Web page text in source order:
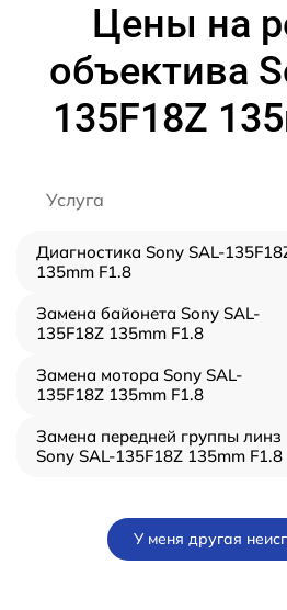
Цены на
объектива
135F18Z
Услуга
Диагностика Sony SAL-
135mm F1.8
Замена байонета Sony SAL-
135F18Z 135mm F1.8
Замена мотора Sony SAL-
135F18Z 135mm F1.8
Замена передней группы линз
Sony SAL-135F18Z 135mm F1.8
У меня другая